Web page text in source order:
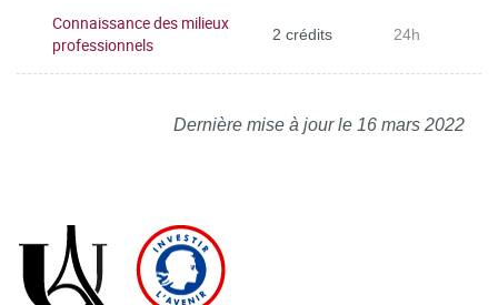
Connaissance des milieux
professionnels
2 crédits 24h
Dernière mise à jour le 16 mars 2022